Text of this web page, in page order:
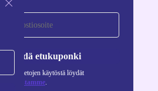
Pyydä etukuponki
käytöstä löydät
.